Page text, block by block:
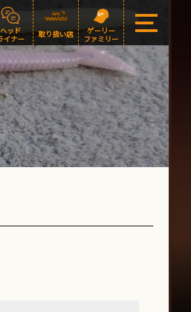
ヘッド
イナー
取り扱い店
ゲーリー
ファミリー